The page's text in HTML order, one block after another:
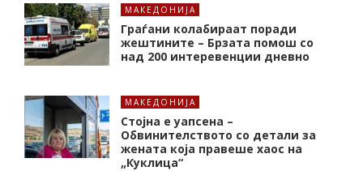
МАКЕДОНИЈА
Граѓани колабираат поради
жештините – Брзата помош со
над 200 интеревенции дневно
МАКЕДОНИЈА
Стојна е уапсена –
Обвинителството со детали за
жената која правеше хаос на
„Куклица“